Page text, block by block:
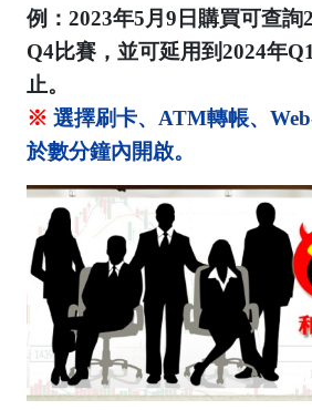
例：2023年5月9日購買可查詢
Q4比賽，並可延用到2024年
止。
※ 選擇刷卡、ATM轉帳、
於數分鐘內開啟。